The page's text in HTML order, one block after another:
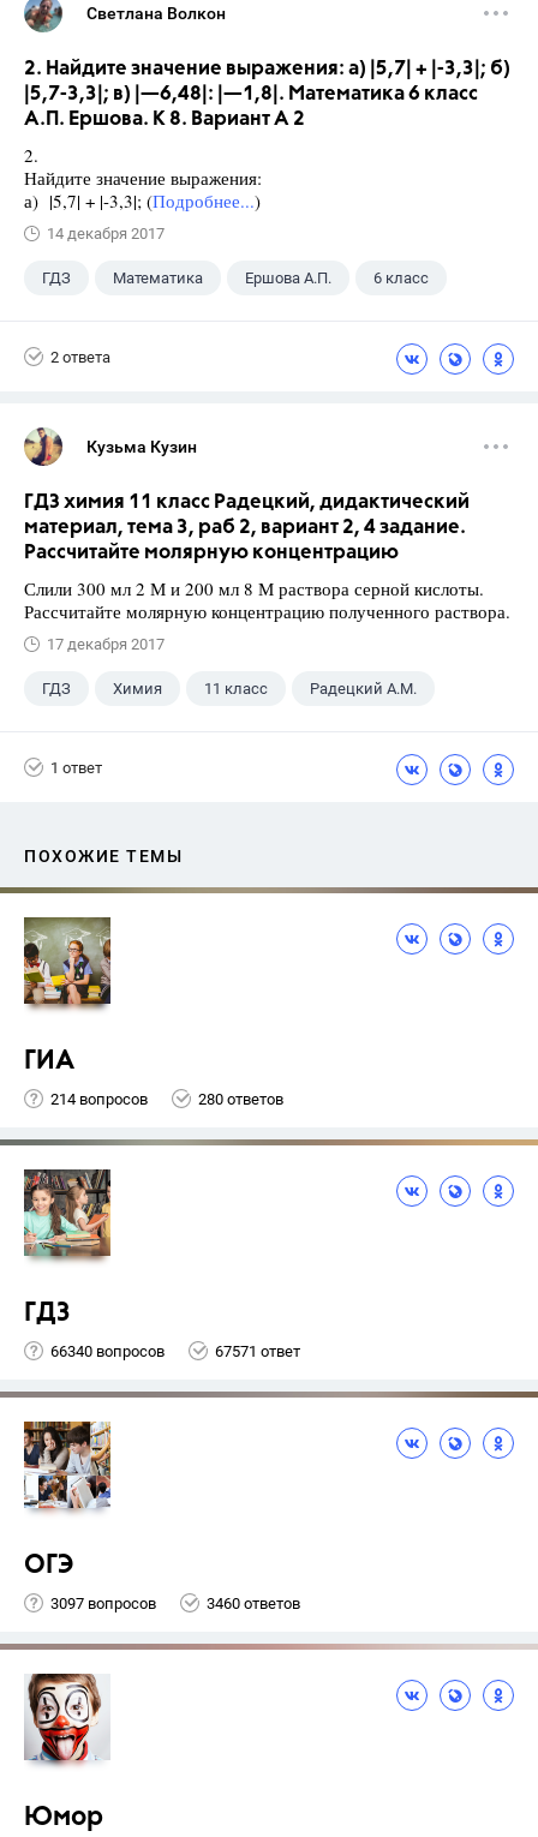
Светлана Волкон
2. Найдите значение выражения: а) |5,7| + |-3,3|; б)
|5,7-3,3|; в) |—6,48|: |—1,8|. Математика 6 класс
А.П. Ершова. К 8. Вариант А 2
2.
Найдите значение выражения:
а) |5,7| + |-3,3|; (Подробнее...)
14 декабря 2017
ГДЗ Математика Ершова А.П. 6 класс
2 ответа
Кузьма Кузин
ГДЗ химия 11 класс Радецкий, дидактический
материал, тема 3, раб 2, вариант 2, 4 задание.
Рассчитайте молярную концентрацию
Слили 300 мл 2 М и 200 мл 8 М раствора серной кислоты.
Рассчитайте молярную концентрацию полученного раствора.
17 декабря 2017
ГДЗ Химия 11 класс Радецкий А.М.
1 ответ
ПОХОЖИЕ ТЕМЫ
ГИА
214 вопросов 280 ответов
ГДЗ
66340 вопросов 67571 ответ
ОГЭ
3097 вопросов 3460 ответов
Юмор